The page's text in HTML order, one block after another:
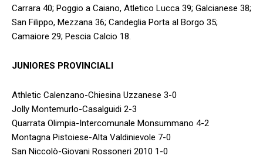
Carrara 40; Poggio a Caiano, Atletico Lucca 39; Galcianese 38;
San Filippo, Mezzana 36; Candeglia Porta al Borgo 35;
Camaiore 29; Pescia Calcio 18.
JUNIORES PROVINCIALI
Athletic Calenzano-Chiesina Uzzanese 3-0
Jolly Montemurlo-Casalguidi 2-3
Quarrata Olimpia-Intercomunale Monsummano 4-2
Montagna Pistoiese-Alta Valdinievole 7-0
San Niccolò-Giovani Rossoneri 2010 1-0